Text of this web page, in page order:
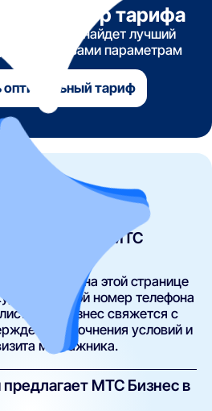
подбор тарифа
интеллект найдет лучший
вами параметрам
оптимальный тариф
интернет от МТС
тариф на этой странице
указав свой номер телефона
МТС Бизнес свяжется с
уточнения условий и
монтажника.
МТС Бизнес в